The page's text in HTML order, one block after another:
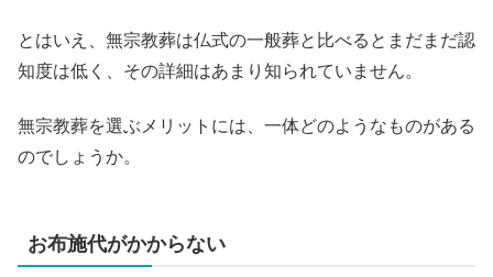
とはいえ、無宗教葬は仏式の一般葬と比べるとまだまだ認
知度は低く、その詳細はあまり知られていません。
無宗教葬を選ぶメリットには、一体どのようなものがある
のでしょうか。
お布施代がかからない